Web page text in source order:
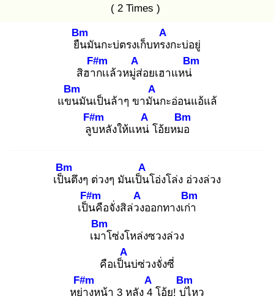
( 2 Times )
ยืน
Bm
มันกะบ่ตรงเก็บทรง
A
กะบ่อยู่
สิฮาก
F#m
เเล้วหมู่ส่
A
อยเฮาแหน่
Bm
แขน
Bm
มันเป็นล้าๆ ขามัน
A
กะอ่อนแอ้แล้
ลูบ
F#m
หลังให้แหน่
A
โอ้ยหมอ
Bm
เป็น
Bm
ตึงๆ ต่วงๆ มันเป็น
A
โอ่งโล่ง อ่วงล่วง
เป็น
F#m
คือจั่งสิล่วง
A
ออกทางเก่า
Bm
เมา
Bm
โซ่งโหล่งซวงล่วง
คือเป็น
A
บ่ซ่วงจั่งซี่
หย่า
F#m
งหน้า 3 หลัง 4
A
โอ้ย! บ่ไ
Bm
หว